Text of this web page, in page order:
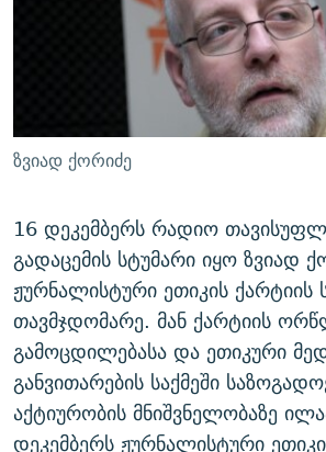
ᲛᲝᲚᲐᲞᲐᲠᲐᲙᲔ ᲢᲔᲥᲡᲢᲔᲑᲘ
ᲨᲘᲜ - ᲣᲪᲮᲝᲔᲗᲨᲘ
ᲚᲘᲢᲔᲠᲐᲢᲣᲠᲣᲚᲘ ᲬᲐᲮᲜᲐᲒᲔᲑᲘ
ᲐᲛᲔᲠᲘᲙᲣᲚᲘ ᲛᲝᲗᲮᲠᲝᲑᲐ
ᲘᲛᲞᲔᲠᲘᲐ ᲓᲐ ᲠᲐᲓᲘᲝ
ᲩᲔᲛᲘ ᲡᲘᲙᲕᲓᲘᲚᲘᲡ ᲛᲘᲖᲔᲖᲘᲐ COVID-19
11 ᲬᲔᲚᲘ - 11 ᲐᲛᲑᲐᲕᲘ
ᲡᲐᲞᲐᲠᲚᲐᲛᲔᲜᲢᲝ ᲐᲠᲩᲔᲕᲜᲔᲑᲘᲡ ᲘᲡᲢᲝᲠᲘᲐ
ᲑᲐᲕᲨᲕᲔᲑᲘ ᲞᲠᲝᲡᲢᲘᲢᲣᲪᲘᲐᲨᲘ -
5 ᲐᲛᲑᲐᲕᲘ - 20 ᲘᲕᲜᲘᲡᲡ ᲓᲐᲨᲐᲕᲔᲑᲣᲚᲔᲑᲘ
ᲐᲒᲕᲘᲡᲢᲝᲡ ᲝᲛᲘ
ПРИВЕТ ᲙᲣᲚᲢᲣᲠᲐ
რთე/რთ-ის ყველა საიტი
ზვიად ქორიძე
16 დეკემბერს რადიო
გადაცემის სტუმარი იყო ზვიად
ჟურნალისტური ეთიკის ქარტიის
თავმჯდომარე. მან ქარტიის
გამოცდილებასა და ეთიკური
განვითარების საქმეში
აქტიურობის მნიშვნელობაზე
დეკემბერს ჟურნალისტური